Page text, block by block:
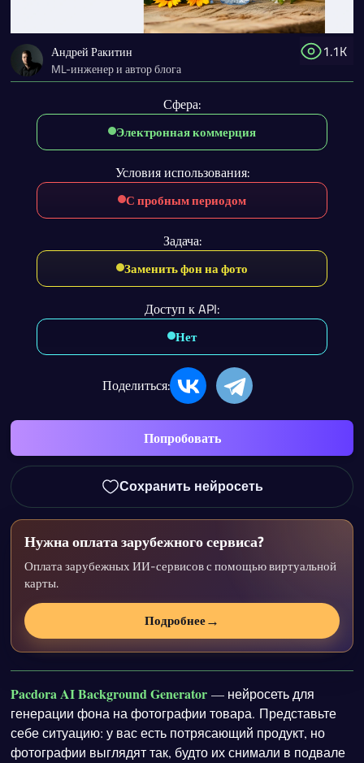
1.1K
Андрей Ракитин
ML-инженер и автор блога
Сфера:
Электронная коммерция
Условия использования:
С пробным периодом
Задача:
Заменить фон на фото
Доступ к API:
Нет
Поделиться:
Попробовать
Сохранить нейросеть
Нужна оплата зарубежного сервиса?
Оплата зарубежных ИИ-сервисов с помощью виртуальной
карты.
Подробнее→
Pacdora AI Background Generator — нейросеть для
генерации фона на фотографии товара. Представьте
себе ситуацию: у вас есть потрясающий продукт, но
фотографии выглядят так, будто их снимали в подвале